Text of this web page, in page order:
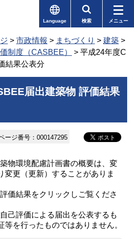
Language 検索 メニュー
> 市政情報 > まちづくり > 建築 >
制度（CASBEE）
> 平成24年度C
結果公表分
届出建築物 評価結果
ージ番号：000147295
物環境配慮計画書の概要は、変
変更（更新）することがありま
価結果をクリックしご覧くださ
己評価による届出を公表するも
等を行ったものではありません。